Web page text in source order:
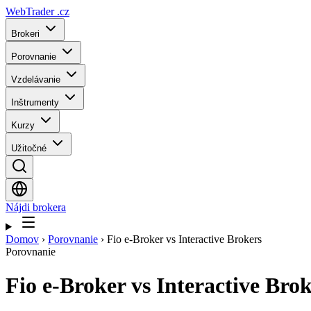
WebTrader .cz
Brokeri
Porovnanie
Vzdelávanie
Inštrumenty
Kurzy
Užitočné
Nájdi brokera
Domov › Porovnanie › Fio e-Broker vs Interactive Brokers
Porovnanie
Fio e-Broker vs Interactive